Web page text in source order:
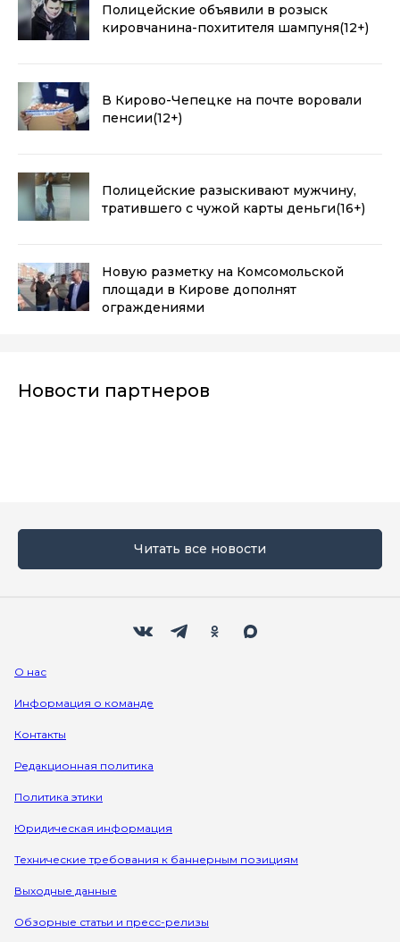
Полицейские объявили в розыск
кировчанина-похитителя шампуня(12+)
В Кирово-Чепецке на почте воровали
пенсии(12+)
Полицейские разыскивают мужчину,
тратившего с чужой карты деньги(16+)
Новую разметку на Комсомольской
площади в Кирове дополнят
ограждениями
Новости партнеров
Читать все новости
О нас
Информация о команде
Контакты
Редакционная политика
Политика этики
Юридическая информация
Технические требования к баннерным позициям
Выходные данные
Обзорные статьи и пресс-релизы